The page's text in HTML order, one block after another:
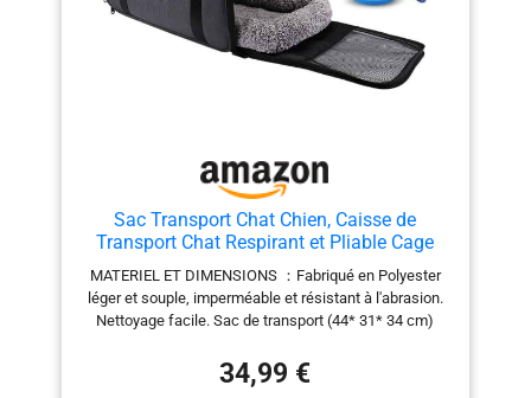
poils ou un aspirateur suffisent pour les éliminer
facilement
Sac Transport Chat Chien, Caisse de
Transport Chat Respirant et Pliable Cage
Transport Chat avec Matelas en Peluche
Amovible + Bol (Accepté au Maximum
15lbs/7kg，44 * 31 * 34cm)
MATERIEL ET DIMENSIONS ：Fabriqué en Polyester
léger et souple, imperméable et résistant à l'abrasion.
Nettoyage facile. Sac de transport (44* 31* 34 cm)
moins de 8KG. RESPIRANT ET SECURITAIRE ：Très
bonne circulation d'air et ventilation grâce aux inserts
34,99 €